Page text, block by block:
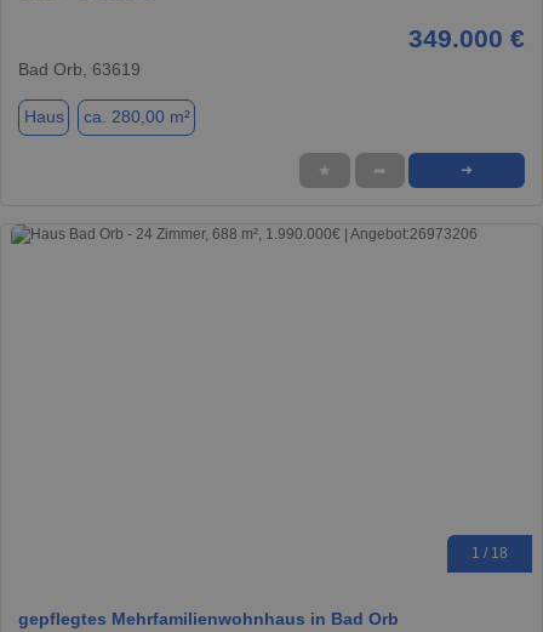
349.000 €
Bad Orb, 63619
Haus ca. 280,00 m²
★ ➦ ➜
1 / 18
gepflegtes Mehrfamilienwohnhaus in Bad Orb